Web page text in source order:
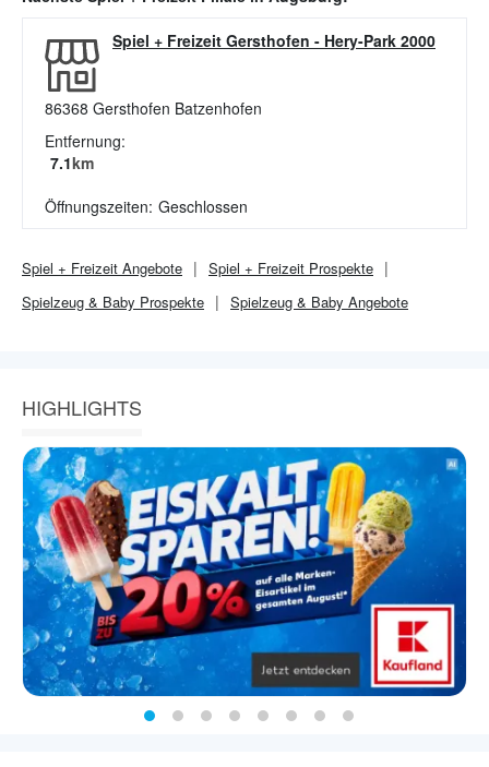
Spiel + Freizeit Gersthofen - Hery-Park 2000
86368 Gersthofen Batzenhofen
Entfernung:
7.1km
Öffnungszeiten: Geschlossen
Spiel + Freizeit Angebote Spiel + Freizeit Prospekte
Spielzeug & Baby Prospekte Spielzeug & Baby Angebote
HIGHLIGHTS